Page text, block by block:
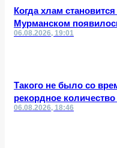
Когда хлам
Мурманском
06.08.2026, 19:01
Такого не было со
рекордное
06.08.2026, 18:46